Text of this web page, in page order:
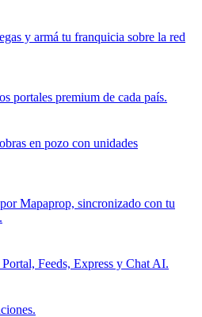
y armá tu franquicia sobre la red
portales premium de cada país.
en pozo con unidades
Mapaprop, sincronizado con tu
Feeds, Express y Chat AI.